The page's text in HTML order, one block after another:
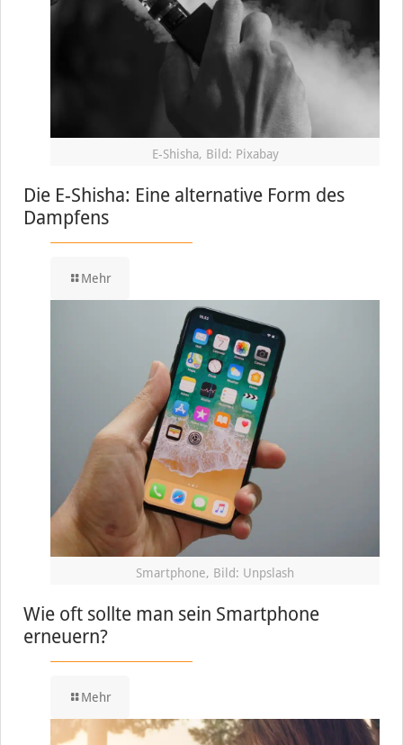
E-Shisha, Bild: Pixabay
Die E-Shisha: Eine alternative Form des
Dampfens
Mehr
Smartphone, Bild: Unpslash
Wie oft sollte man sein Smartphone
erneuern?
Mehr